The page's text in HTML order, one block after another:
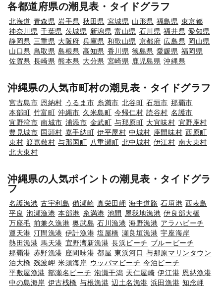
各都道府県の潮見表・タイドグラフ
北海道 青森県 岩手県 秋田県 宮城県 山形県 福島県 東京都
神奈川県 千葉県 茨城県 新潟県 富山県 石川県 福井県 愛知県
静岡県 三重県 大阪府 兵庫県 和歌山県 京都府 広島県 岡山県
山口県 鳥取県 島根県 高知県 香川県 徳島県 愛媛県 福岡県
佐賀県 長崎県 熊本県 大分県 宮崎県 鹿児島県 沖縄県
沖縄県の人気市町村の潮見表・タイドグラフ
宮古島市 恩納村 うるま市 糸満市 北谷町 石垣市 那覇市
本部町 竹富町 沖縄市 久米島町 今帰仁村 読谷村 名護市
宜野湾市 南城市 浦添市 金武町 与那原町 大宜味村 宜野座村
豊見城市 国頭村 嘉手納町 伊平屋村 中城村 座間味村 西原町
東村 渡嘉敷村 与那国町 八重瀬町 北中城村 伊江村 南大東村
北大東村
沖縄県の人気ポイントの潮見表・タイドグラ
フ
名護漁港 古宇利島 備瀬崎 真栄田岬 海中道路 石垣港 西表島
平良 泡瀬漁港 本部港 糸満港 池間 屋我地漁港 伊良部大橋
万座毛 前兼久漁港 奥武島 石川漁港 海野漁港 アラハビーチ
運天港 汀間漁港 伊計漁港 塩屋橋 瀬良垣漁港 宇座海岸
熱田漁港 馬天港 宜野湾新漁港 長浜ビーチ ブルービーチ
那覇港 赤野漁港 座間味港 都屋 東浜河口 与那原マリンタウン
泊大橋 残波岬 米須海岸 ウッパマビーチ 今泊ビーチ
平敷屋漁港 部瀬名ビーチ 泡瀬干潟 天仁屋崎 伊江港 恩納漁港
中の島海岸 伊古桟橋 与根漁港 辺土名漁港 浜田漁港 知念岬